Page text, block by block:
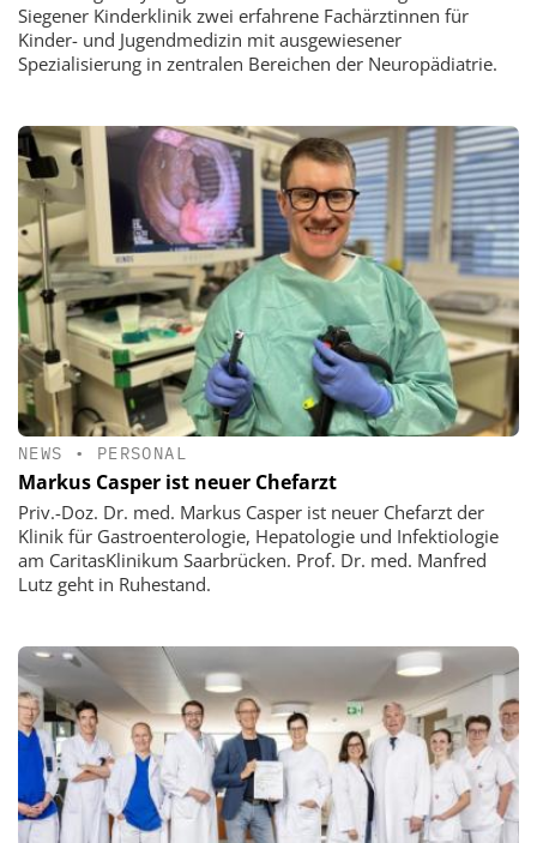
Siegener Kinderklinik zwei erfahrene Fachärztinnen für
Kinder- und Jugendmedizin mit ausgewiesener
Spezialisierung in zentralen Bereichen der Neuropädiatrie.
NEWS • PERSONAL
Markus Casper ist neuer Chefarzt
Priv.-Doz. Dr. med. Markus Casper ist neuer Chefarzt der
Klinik für Gastroenterologie, Hepatologie und Infektiologie
am CaritasKlinikum Saarbrücken. Prof. Dr. med. Manfred
Lutz geht in Ruhestand.